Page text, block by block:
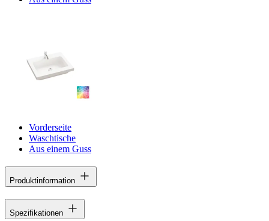
Vorderseite
Waschtische
Aus einem Guss
Produktinformation
Spezifikationen